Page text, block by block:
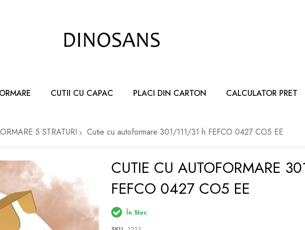
CUTII CU CAPAC PLACI DIN CARTON CALCULATOR PRET
5 STRATURI Cutie cu autoformare 301/111/31 h FEFCO 0427 CO5 EE
CUTIE CU AUTOFORMARE
FEFCO 0427 CO5 EE
În Stoc